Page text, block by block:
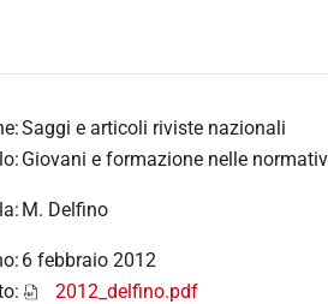
Saggi e articoli riviste nazionali
Giovani e formazione nelle
M. Delfino
6 febbraio 2012
2012_delfino.pdf